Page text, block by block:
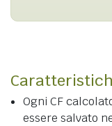
Ogni CF
essere salvato